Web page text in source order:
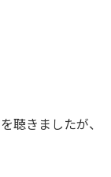
聴きましたが、